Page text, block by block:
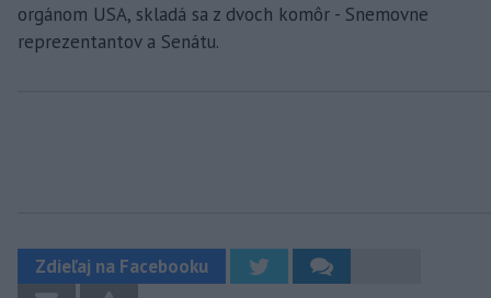
orgánom USA, skladá sa z dvoch komôr - Snemovne
reprezentantov a Senátu.
Zdieľaj na Facebooku